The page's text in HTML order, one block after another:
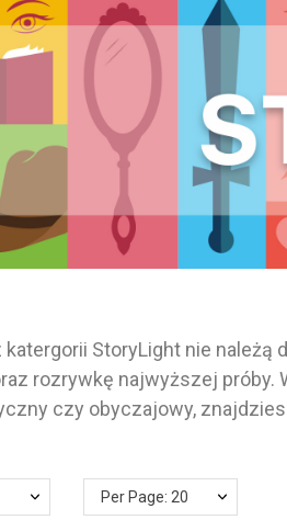
katergorii StoryLight nie
rozrywkę najwyższej próby.
czy obyczajowy,
Per Page: 20